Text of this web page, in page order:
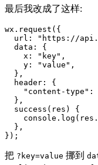
最后我改成了这样:
wx . request ( {
url : "https://
data :
{
x : "key" ,
y : "value" ,
} ,
header :
{
"content-type" :
} ,
success ( res )
{
console . log ( res .
} ,
} ) ;
把 ?key=value 挪到